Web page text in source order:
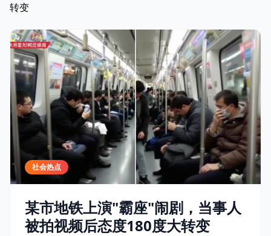
转变
社会热点
某市地铁上演"霸座"闹剧，当事人
被拍视频后态度180度大转变